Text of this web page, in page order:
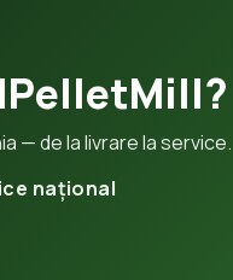
— de la livrare la service.
național